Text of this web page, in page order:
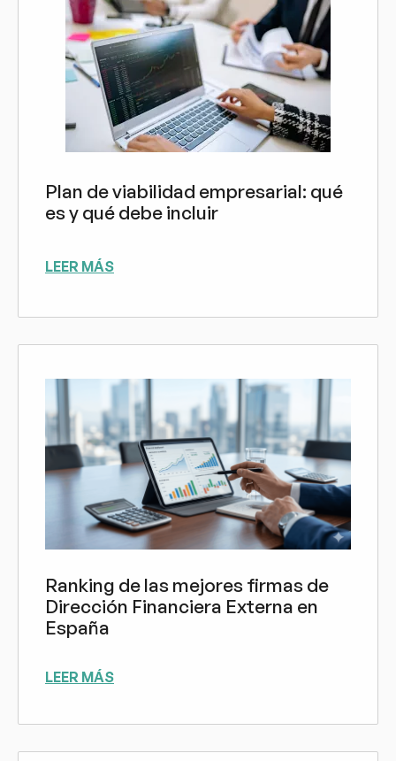
Plan de viabilidad empresarial: qué
es y qué debe incluir
LEER MÁS
Ranking de las mejores firmas de
Dirección Financiera Externa en
España
LEER MÁS